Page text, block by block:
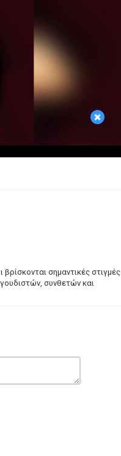
×
σημαντικές στιγμές
συνθετών και
και πιο πολυποίκιλους